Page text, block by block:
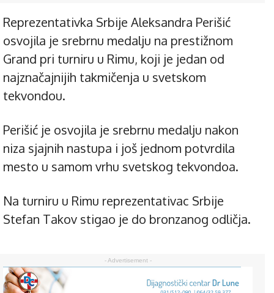
Reprezentativka Srbije Aleksandra Perišić
osvojila je srebrnu medalju na prestižnom
Grand pri turniru u Rimu, koji je jedan od
najznačajnijih takmičenja u svetskom
tekvondou.
Perišić je osvojila je srebrnu medalju nakon
niza sjajnih nastupa i još jednom potvrdila
mesto u samom vrhu svetskog tekvondoa.
Na turniru u Rimu reprezentativac Srbije
Stefan Takov stigao je do bronzanog odličja.
- Advertisement -